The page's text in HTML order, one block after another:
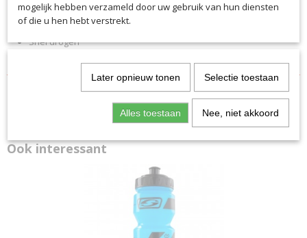
Hoog vochttransport
Ademend
Snel drogen
Ook interessant
mogelijk hebben verzameld door uw gebruik van hun diensten
of die u hen hebt verstrekt.
Later opnieuw tonen Selectie toestaan
Alles toestaan Nee, niet akkoord